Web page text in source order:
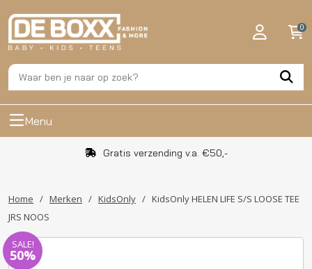
0
Menu
Gratis verzending v.a. €50,-
Home / Merken / KidsOnly / KidsOnly HELEN LIFE S/S LOOSE TEE
JRS NOOS
SALE!
50%